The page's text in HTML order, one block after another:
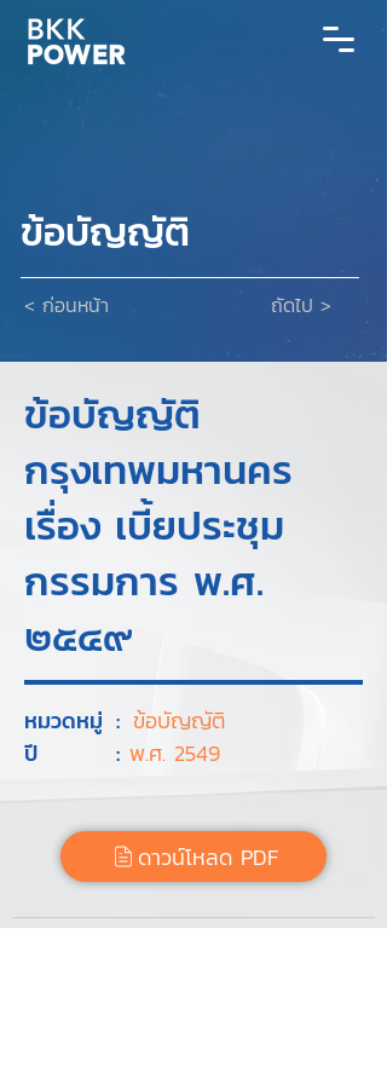
ข้อบัญญัติ
กรุงเทพมหานคร
เรื่อง เบี้ยประชุม
กรรมการ พ.ศ.
๒๕๔๙
หมวดหมู่
ปี
:
:
ข้อบัญญัติ
พ.ศ. 2549
ดาวน์โหลด PDF
ข้อบัญญัติ
< ก่อนหน้า ถัดไป >